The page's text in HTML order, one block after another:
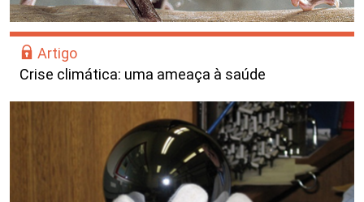
Artigo
Crise climática: uma ameaça à saúde